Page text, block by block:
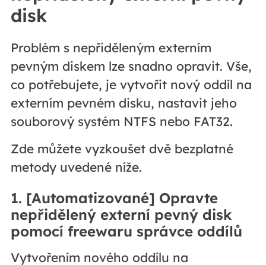
disk
Problém s nepřiděleným externím
pevným diskem lze snadno opravit. Vše,
co potřebujete, je vytvořit nový oddíl na
externím pevném disku, nastavit jeho
souborový systém NTFS nebo FAT32.
Zde můžete vyzkoušet dvě bezplatné
metody uvedené níže.
1. [Automatizované] Opravte
nepřidělený externí pevný disk
pomocí freewaru správce oddílů
Vytvořením nového oddílu na